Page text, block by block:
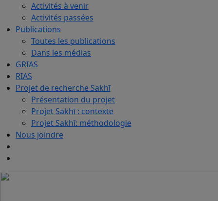
Activités à venir
Activités passées
Publications
Toutes les publications
Dans les médias
GRIAS
RIAS
Projet de recherche Sakhī
Présentation du projet
Projet Sakhī : contexte
Projet Sakhī: méthodologie
Nous joindre